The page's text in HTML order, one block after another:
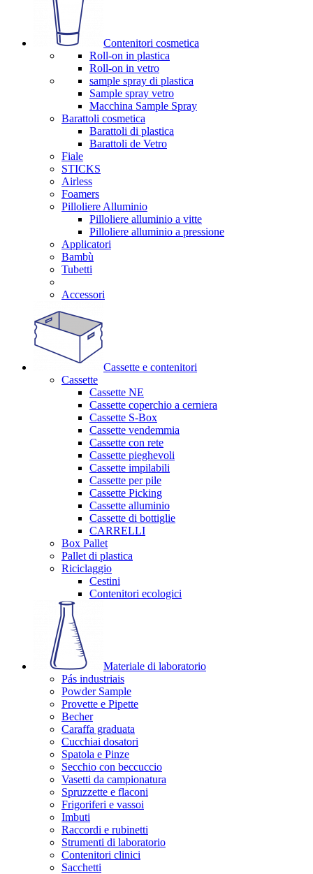
Contenitori cosmetica
Roll-on in plastica
Roll-on in vetro
sample spray di plastica
Sample spray vetro
Macchina Sample Spray
Barattoli cosmetica
Barattoli di plastica
Barattoli de Vetro
Fiale
STICKS
Airless
Foamers
Pilloliere Alluminio
Pilloliere alluminio a vitte
Pilloliere alluminio a pressione
Applicatori
Bambù
Tubetti
Accessori
Cassette e contenitori
Cassette
Cassette NE
Cassette coperchio a cerniera
Cassette S-Box
Cassette vendemmia
Cassette con rete
Cassette pieghevoli
Cassette impilabili
Cassette per pile
Cassette Picking
Cassette alluminio
Cassette di bottiglie
CARRELLI
Box Pallet
Pallet di plastica
Riciclaggio
Cestini
Contenitori ecologici
Materiale di laboratorio
Pás industriais
Powder Sample
Provette e Pipette
Becher
Caraffa graduata
Cucchiai dosatori
Spatola e Pinze
Secchio con beccuccio
Vasetti da campionatura
Spruzzette e flaconi
Frigoriferi e vassoi
Imbuti
Raccordi e rubinetti
Strumenti di laboratorio
Contenitori clinici
Sacchetti